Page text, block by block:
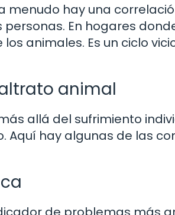
menudo hay una
En hogares
animales. Es un ciclo
animal
allá del sufrimiento
Aquí hay algunas de las